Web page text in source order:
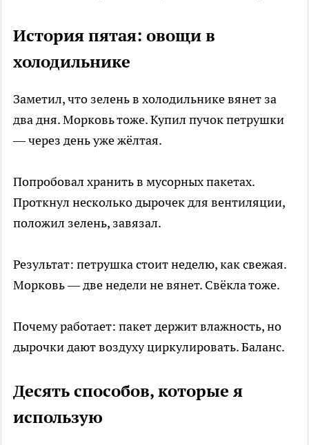
История пятая: овощи в
холодильнике
Заметил, что зелень в холодильнике вянет за
два дня. Морковь тоже. Купил пучок петрушки
— через день уже жёлтая.
Попробовал хранить в мусорных пакетах.
Проткнул несколько дырочек для вентиляции,
положил зелень, завязал.
Результат: петрушка стоит неделю, как свежая.
Морковь — две недели не вянет. Свёкла тоже.
Почему работает: пакет держит влажность, но
дырочки дают воздуху циркулировать. Баланс.
Десять способов, которые я
использую